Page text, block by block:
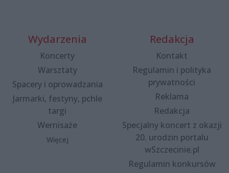
Wydarzenia
Koncerty
Warsztaty
Spacery i oprowadzania
Jarmarki, festyny, pchle
targi
Wernisaże
Więcej
Redakcja
Kontakt
Regulamin i polityka
prywatności
Reklama
Redakcja
Specjalny koncert z okazji
20. urodzin portalu
wSzczecinie.pl
Regulamin konkursów